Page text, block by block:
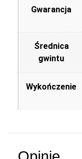
Gwarancja
Średnica
gwintu
Wykończenie